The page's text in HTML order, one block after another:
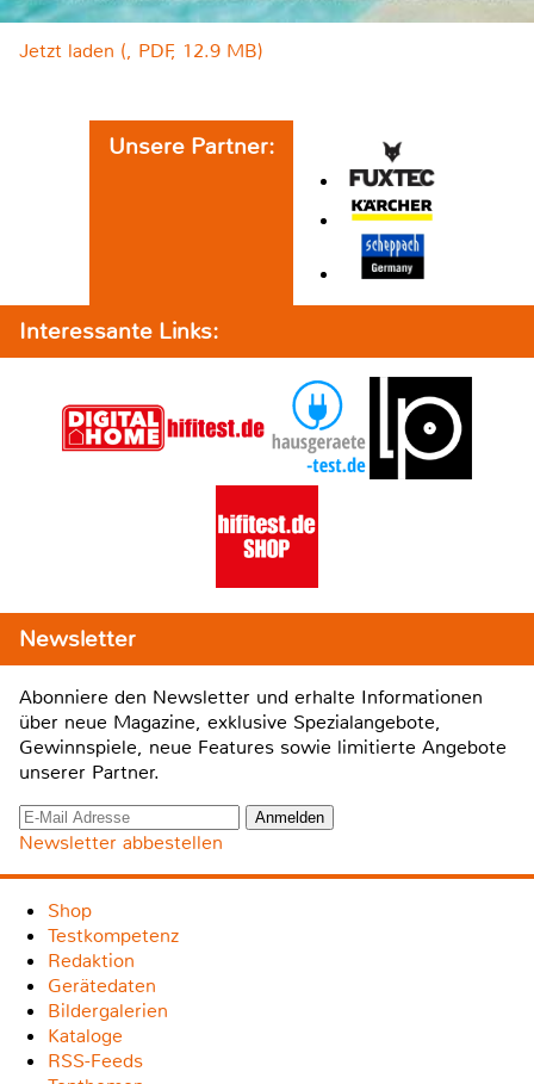
Jetzt laden (, PDF, 12.9 MB)
Unsere Partner:
Interessante Links:
Newsletter
Abonniere den Newsletter und erhalte Informationen
über neue Magazine, exklusive Spezialangebote,
Gewinnspiele, neue Features sowie limitierte Angebote
unserer Partner.
Newsletter abbestellen
Shop
Testkompetenz
Redaktion
Gerätedaten
Bildergalerien
Kataloge
RSS-Feeds